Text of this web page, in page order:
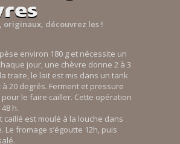
originaux, découvrez les !
environ 180 g et nécessite un
jour, une chèvre donne 2 à 3
traite, le lait est mis dans un tank
20 degrés. Ferment et pressure
le faire cailler. Cette opération
h.
caillé est moulé à la louche dans
Le fromage s’égoutte 12h, puis